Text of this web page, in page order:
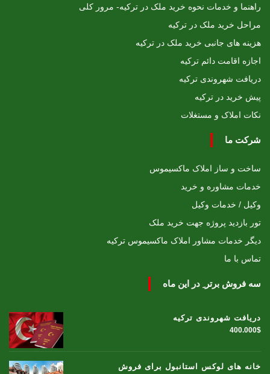
راهنما و خدمات نحوه خرید ملک در ترکیه- مرور کلی
مراحل خرید ملک در ترکیه
هزینه های جانبی خرید ملک در ترکیه
اجازه اقامت دائم ترکیه
دریافت شهروندی ترکیه
پیش خرید در ترکیه
نکات املاک و مستغلات
شرکت ما
ساخت و ساز املاک ماکسیموس
خدمات مشاوره و خرید
وکیل / خدمات وکیل
تور بازدید پروژه جهت خرید ملک
دیگر خدمات مشاور املاک ماکسیموس ترکیه
تماس با ما
سه فروش برتر ِ در این ماه
دریافت شهروندی ترکیه
400.000$
خانه های لوکس استانبول برای فروش